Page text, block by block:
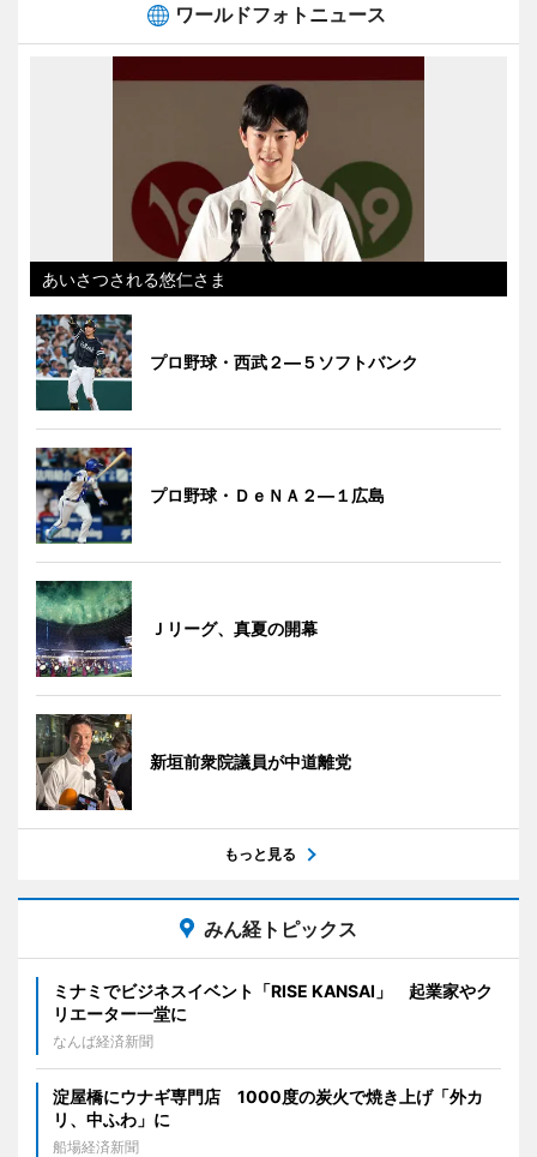
ワールドフォトニュース
あいさつされる悠仁さま
プロ野球・西武２―５ソフトバンク
プロ野球・ＤｅＮＡ２―１広島
Ｊリーグ、真夏の開幕
新垣前衆院議員が中道離党
もっと見る
みん経トピックス
ミナミでビジネスイベント「RISE KANSAI」 起業家やク
リエーター一堂に
なんば経済新聞
淀屋橋にウナギ専門店 1000度の炭火で焼き上げ「外カ
リ、中ふわ」に
船場経済新聞